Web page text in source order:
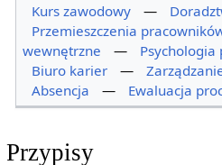
Kurs zawodowy
—
Przemieszczenia
wewnętrzne
— Psychologia
Biuro karier
—
Absencja
— Ewaluacja
Przypisy